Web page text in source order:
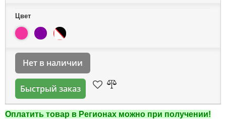
Цвет
Нет в наличии
Быстрый заказ
Оплатить товар в Регионах можно при получении!